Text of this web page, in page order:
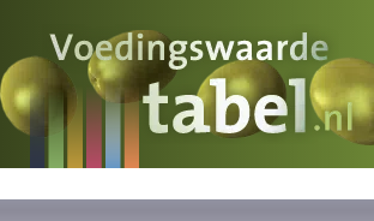
Voedingswaarde
Wat is wat?